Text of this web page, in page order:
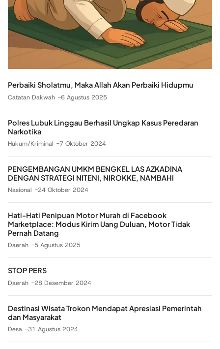
Perbaiki Sholatmu, Maka Allah Akan Perbaiki Hidupmu
Catatan Dakwah 6 Agustus 2025
Polres Lubuk Linggau Berhasil Ungkap Kasus Peredaran
Narkotika
Hukum/Kriminal 7 Oktober 2024
PENGEMBANGAN UMKM BENGKEL LAS AZKADINA
DENGAN STRATEGI NITENI, NIROKKE, NAMBAHI
Nasional 24 Oktober 2024
Hati-Hati Penipuan Motor Murah di Facebook
Marketplace: Modus Kirim Uang Duluan, Motor Tidak
Pernah Datang
Daerah 5 Agustus 2025
STOP PERS
Daerah 28 Desember 2024
Destinasi Wisata Trokon Mendapat Apresiasi Pemerintah
dan Masyarakat
Desa 31 Agustus 2024